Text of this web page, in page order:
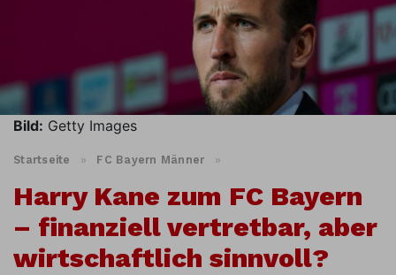
Bild: Getty Images
Startseite » FC Bayern Männer »
Harry Kane zum FC Bayern
– finanziell vertretbar, aber
wirtschaftlich sinnvoll?